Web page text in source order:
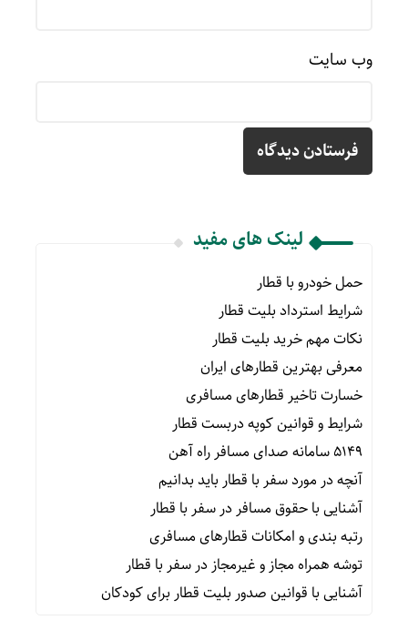
وب‌ سایت
لینک های مفید
حمل خودرو با قطار
شرایط استرداد بلیت قطار
نکات مهم خرید بلیت قطار
معرفی بهترین قطارهای ایران
خسارت تاخیر قطارهای مسافری
شرایط و قوانین کوپه دربست قطار
۵۱۴۹ سامانه صدای مسافر راه آهن
آنچه در مورد سفر با قطار باید بدانیم
آشنایی با حقوق مسافر در سفر با قطار
رتبه بندی و امکانات قطارهای مسافری
توشه همراه مجاز و غیرمجاز در سفر با قطار
آشنایی با قوانین صدور بلیت قطار برای کودکان